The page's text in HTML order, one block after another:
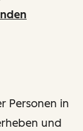
Personen in
und